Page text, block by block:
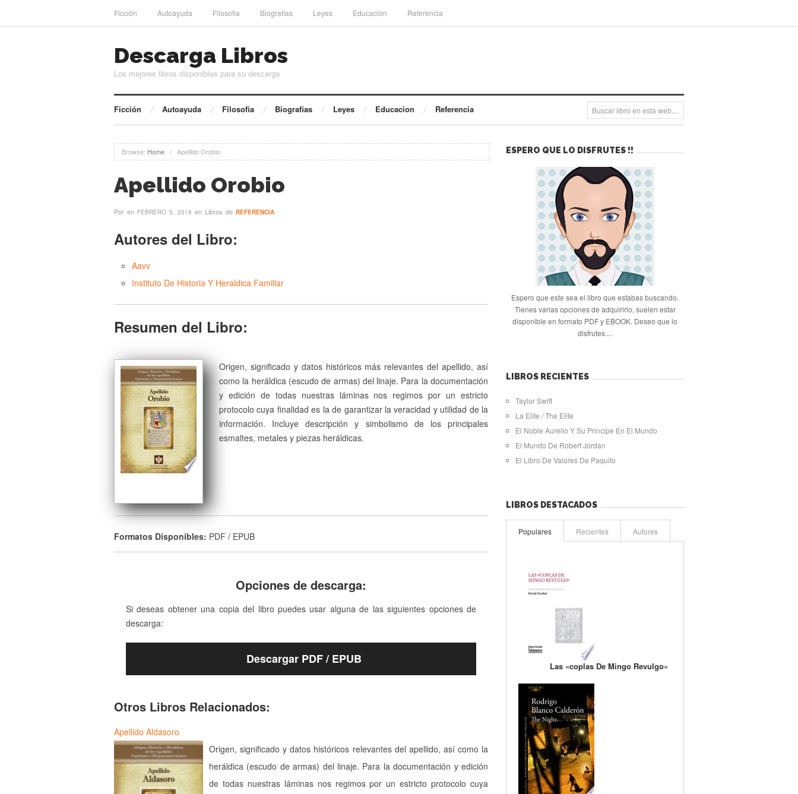
Ficción Autoayuda Filosofia Biografias Leyes Educacion Referencia
Descarga Libros
Los mejores libros disponibles para su descarga
Ficción Autoayuda Filosofia Biografias Leyes Educacion Referencia
Browse: Home / Apellido Orobio
Apellido Orobio
Por en FEBRERO 5, 2018 en Libros de REFERENCIA
Autores del Libro:
Aavv
Instituto De Historia Y Heraldica Familiar
Resumen del Libro:
Origen, significado y datos históricos más relevantes del apellido, así
como la heráldica (escudo de armas) del linaje. Para la documentación
y edición de todas nuestras láminas nos regimos por un estricto
protocolo cuya finalidad es la de garantizar la veracidad y utilidad de la
información. Incluye descripción y simbolismo de los principales
esmaltes, metales y piezas heráldicas.
Formatos Disponibles: PDF / EPUB
Opciones de descarga:
Si deseas obtener una copia del libro puedes usar alguna de las siguientes opciones de
descarga:
Descargar PDF / EPUB
Otros Libros Relacionados:
Apellido Aldasoro
Origen, significado y datos históricos relevantes del apellido, así como la
heráldica (escudo de armas) del linaje. Para la documentación y edición
de todas nuestras láminas nos regimos por un estricto protocolo cuya
ESPERO QUE LO DISFRUTES !!
Espero que este sea el libro que estabas buscando.
Tienes varias opciones de adquirirlo, suelen estar
disponible en formato PDF y EBOOK. Deseo que lo
disfrutes....
LIBROS RECIENTES
Taylor Swift
La Elite / The Elite
El Noble Aurelio Y Su Principe En El Mundo
El Mundo De Robert Jordan
El Libro De Valores De Paquito
LIBROS DESTACADOS
Populares Recientes Autores
Las «coplas De Mingo Revulgo»